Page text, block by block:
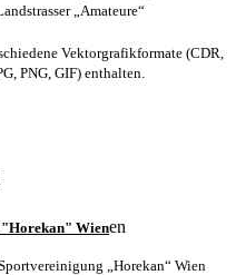
„Amateure“
Vektorgrafikformate (CDR,
PNG, GIF) enthalten.
Wienen
„Horekan“ Wien